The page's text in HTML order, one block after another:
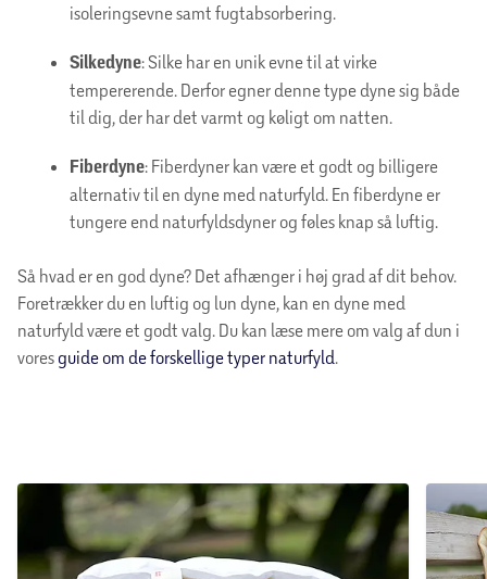
isoleringsevne samt fugtabsorbering.
Silkedyne: Silke har en unik evne til at virke
tempererende. Derfor egner denne type dyne sig både
til dig, der har det varmt og køligt om natten.
Fiberdyne: Fiberdyner kan være et godt og billigere
alternativ til en dyne med naturfyld. En fiberdyne er
tungere end naturfyldsdyner og føles knap så luftig.
Så hvad er en god dyne? Det afhænger i høj grad af dit behov.
Foretrækker du en luftig og lun dyne, kan en dyne med
naturfyld være et godt valg. Du kan læse mere om valg af dun i
vores guide om de forskellige typer naturfyld